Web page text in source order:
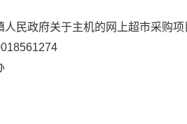
人民政府关于主机的网上超市采购项